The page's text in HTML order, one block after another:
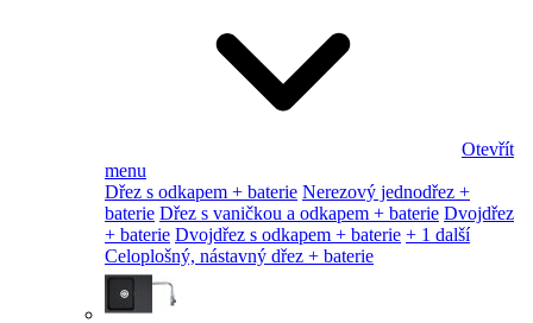
Otevřít
menu
Dřez s odkapem + baterie Nerezový jednodřez +
baterie Dřez s vaničkou a odkapem + baterie Dvojdřez
+ baterie Dvojdřez s odkapem + baterie + 1 další
Celoplošný, nástavný dřez + baterie